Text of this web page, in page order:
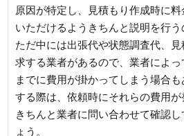
原因が特定し、見積もり作成時に
いただけるようきちんと説明を行う
ただ中には出張代や状態調査代、
求する業者があるので、業者によ
までに費用が掛かってしまう場合
する際は、依頼時にそれらの費用が
きちんと業者に問い合わせて確認
ょう。